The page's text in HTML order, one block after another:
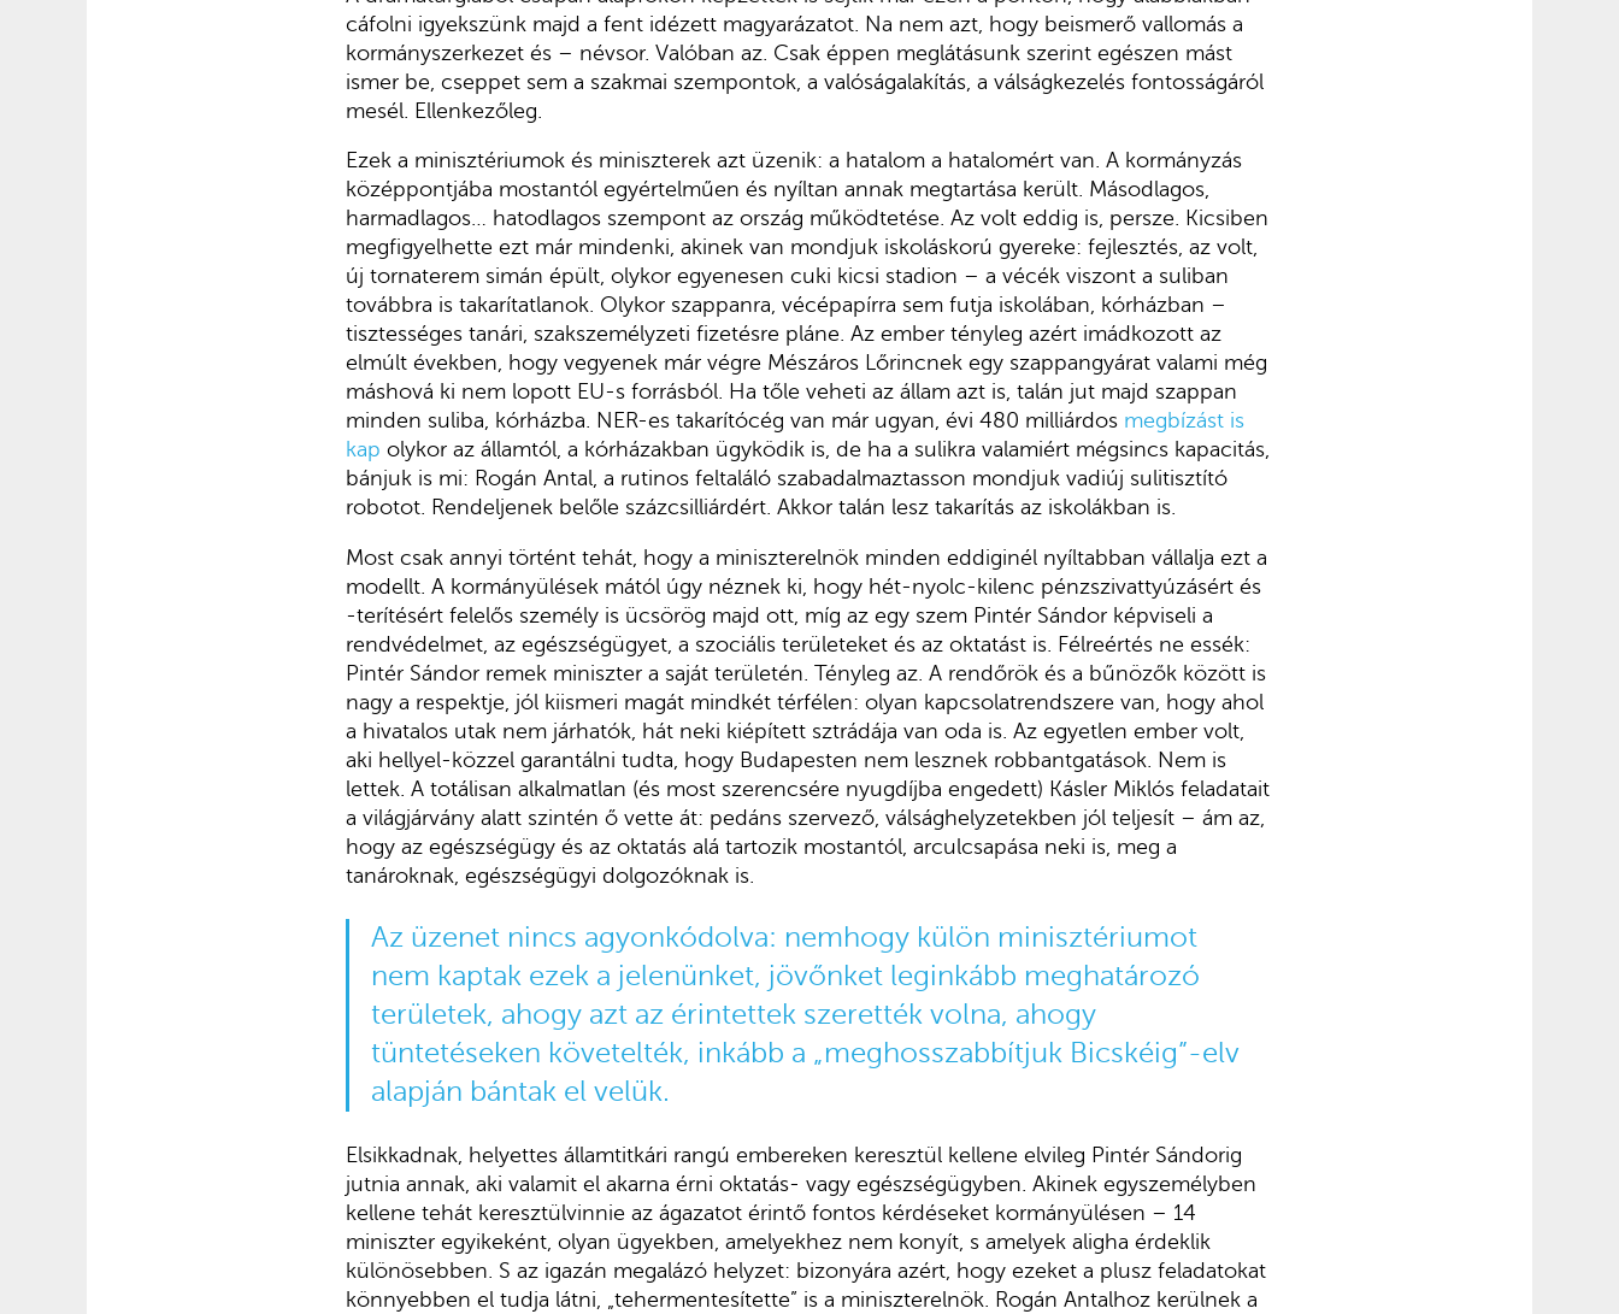
cáfolni igyekszünk majd a fent idézett magyarázatot. Na nem azt, hogy beismerő vallomás a
kormányszerkezet és – névsor. Valóban az. Csak éppen meglátásunk szerint egészen mást
ismer be, cseppet sem a szakmai szempontok, a valóságalakítás, a válságkezelés fontosságáról
mesél. Ellenkezőleg.
Ezek a minisztériumok és miniszterek azt üzenik: a hatalom a hatalomért van. A kormányzás
középpontjába mostantól egyértelműen és nyíltan annak megtartása került. Másodlagos,
harmadlagos… hatodlagos szempont az ország működtetése. Az volt eddig is, persze. Kicsiben
megfigyelhette ezt már mindenki, akinek van mondjuk iskoláskorú gyereke: fejlesztés, az volt,
új tornaterem simán épült, olykor egyenesen cuki kicsi stadion – a vécék viszont a suliban
továbbra is takarítatlanok. Olykor szappanra, vécépapírra sem futja iskolában, kórházban –
tisztességes tanári, szakszemélyzeti fizetésre pláne. Az ember tényleg azért imádkozott az
elmúlt években, hogy vegyenek már végre Mészáros Lőrincnek egy szappangyárat valami még
máshová ki nem lopott EU-s forrásból. Ha tőle veheti az állam azt is, talán jut majd szappan
minden suliba, kórházba. NER-es takarítócég van már ugyan, évi 480 milliárdos megbízást is
kap olykor az államtól, a kórházakban ügyködik is, de ha a sulikra valamiért mégsincs kapacitás,
bánjuk is mi: Rogán Antal, a rutinos feltaláló szabadalmaztasson mondjuk vadiúj sulitisztító
robotot. Rendeljenek belőle százcsilliárdért. Akkor talán lesz takarítás az iskolákban is.
Most csak annyi történt tehát, hogy a miniszterelnök minden eddiginél nyíltabban vállalja ezt a
modellt. A kormányülések mától úgy néznek ki, hogy hét-nyolc-kilenc pénzszivattyúzásért és
-terítésért felelős személy is ücsörög majd ott, míg az egy szem Pintér Sándor képviseli a
rendvédelmet, az egészségügyet, a szociális területeket és az oktatást is. Félreértés ne essék:
Pintér Sándor remek miniszter a saját területén. Tényleg az. A rendőrök és a bűnözők között is
nagy a respektje, jól kiismeri magát mindkét térfélen: olyan kapcsolatrendszere van, hogy ahol
a hivatalos utak nem járhatók, hát neki kiépített sztrádája van oda is. Az egyetlen ember volt,
aki hellyel-közzel garantálni tudta, hogy Budapesten nem lesznek robbantgatások. Nem is
lettek. A totálisan alkalmatlan (és most szerencsére nyugdíjba engedett) Kásler Miklós feladatait
a világjárvány alatt szintén ő vette át: pedáns szervező, válsághelyzetekben jól teljesít – ám az,
hogy az egészségügy és az oktatás alá tartozik mostantól, arculcsapása neki is, meg a
tanároknak, egészségügyi dolgozóknak is.
Az üzenet nincs agyonkódolva: nemhogy külön minisztériumot
nem kaptak ezek a jelenünket, jövőnket leginkább meghatározó
területek, ahogy azt az érintettek szerették volna, ahogy
tüntetéseken követelték, inkább a „meghosszabbítjuk Bicskéig”-elv
alapján bántak el velük.
Elsikkadnak, helyettes államtitkári rangú embereken keresztül kellene elvileg Pintér Sándorig
jutnia annak, aki valamit el akarna érni oktatás- vagy egészségügyben. Akinek egyszemélyben
kellene tehát keresztülvinnie az ágazatot érintő fontos kérdéseket kormányülésen – 14
miniszter egyikeként, olyan ügyekben, amelyekhez nem konyít, s amelyek aligha érdeklik
különösebben. S az igazán megalázó helyzet: bizonyára azért, hogy ezeket a plusz feladatokat
könnyebben el tudja látni, „tehermentesítette” is a miniszterelnök. Rogán Antalhoz kerülnek a